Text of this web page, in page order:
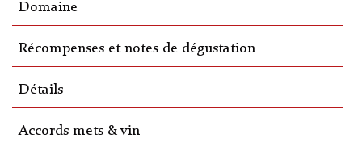
Domaine
Récompenses et notes de dégustation
Détails
Accords mets & vin